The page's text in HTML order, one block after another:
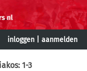
inloggen aanmelden
1-3